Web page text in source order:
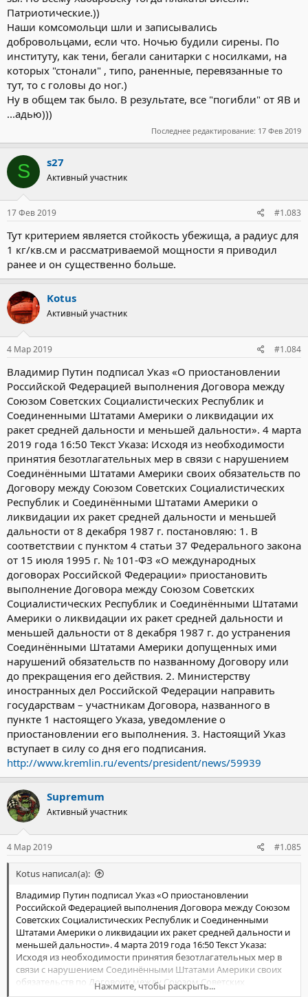
Патриотические.))
Наши комсомольци шли и записывались
добровольцами, если что. Ночью будили сирены. По
институту, как тени, бегали санитарки с носилками, на
которых "стонали" , типо, раненные, перевязанные то
тут, то с головы до ног.)
Ну в общем так было. В результате, все "погибли" от ЯВ и
...адью)))
Последнее редактирование: 17 Фев 2019
S s27
Активный участник
17 Фев 2019 #1.083
Тут критерием является стойкость убежища, а радиус для
1 кг/кв.см и рассматриваемой мощности я приводил
ранее и он существенно больше.
Kotus
Активный участник
4 Мар 2019 #1.084
Владимир Путин подписал Указ «О приостановлении
Российской Федерацией выполнения Договора между
Союзом Советских Социалистических Республик и
Соединенными Штатами Америки о ликвидации их
ракет средней дальности и меньшей дальности». 4 марта
2019 года 16:50 Текст Указа: Исходя из необходимости
принятия безотлагательных мер в связи с нарушением
Соединёнными Штатами Америки своих обязательств по
Договору между Союзом Советских Социалистических
Республик и Соединёнными Штатами Америки о
ликвидации их ракет средней дальности и меньшей
дальности от 8 декабря 1987 г. постановляю: 1. В
соответствии с пунктом 4 статьи 37 Федерального закона
от 15 июля 1995 г. № 101-ФЗ «О международных
договорах Российской Федерации» приостановить
выполнение Договора между Союзом Советских
Социалистических Республик и Соединёнными Штатами
Америки о ликвидации их ракет средней дальности и
меньшей дальности от 8 декабря 1987 г. до устранения
Соединёнными Штатами Америки допущенных ими
нарушений обязательств по названному Договору или
до прекращения его действия. 2. Министерству
иностранных дел Российской Федерации направить
государствам – участникам Договора, названного в
пункте 1 настоящего Указа, уведомление о
приостановлении его выполнения. 3. Настоящий Указ
вступает в силу со дня его подписания.
http://www.kremlin.ru/events/president/news/59939
Supremum
Активный участник
4 Мар 2019 #1.085
Kotus написал(а):
Владимир Путин подписал Указ «О приостановлении
Российской Федерацией выполнения Договора между Союзом
Советских Социалистических Республик и Соединенными
Штатами Америки о ликвидации их ракет средней дальности и
меньшей дальности». 4 марта 2019 года 16:50 Текст Указа:
Исходя из необходимости принятия безотлагательных мер в
связи с нарушением Соединёнными Штатами Америки своих
обязательств по Договору между Союзом Советских
Социалистических Республик и Соединёнными Штатами
Нажмите, чтобы раскрыть...